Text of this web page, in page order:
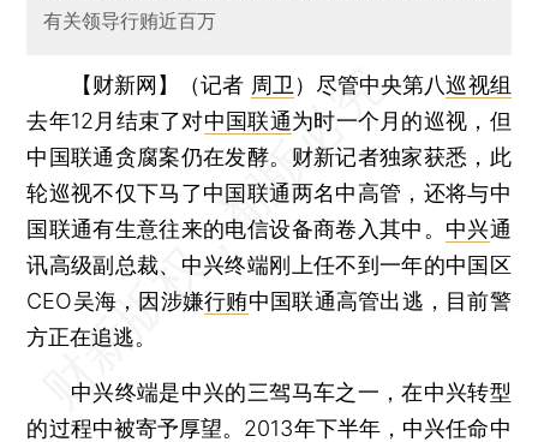
有关领导行贿近百万
【财新网】（记者 周卫 ） 尽管中央第八巡视组
去年12月结束了对中国联通为时一个月的巡视，但
中国联通贪腐案仍在发酵。财新记者独家获悉，此
轮巡视不仅下马了中国联通两名中高管，还将与中
国联通有生意往来的电信设备商卷入其中。 中兴通
讯高级副总裁、中兴终端刚上任不到一年的中国区
CEO吴海，因涉嫌行贿中国联通高管出逃，目前警
方正在追逃。
中兴终端是中兴的三驾马车之一，在中兴转型
的过程中被寄予厚望。2013年下半年，中兴任命中